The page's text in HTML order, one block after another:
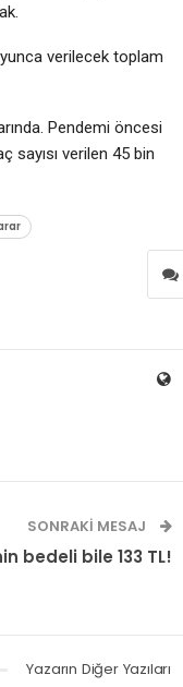
verilecek toplam
Pendemi öncesi
sayısı verilen 45 bin
SONRAKI MESAJ
bedeli bile 133 TL!
Yazarın Diğer Yazıları